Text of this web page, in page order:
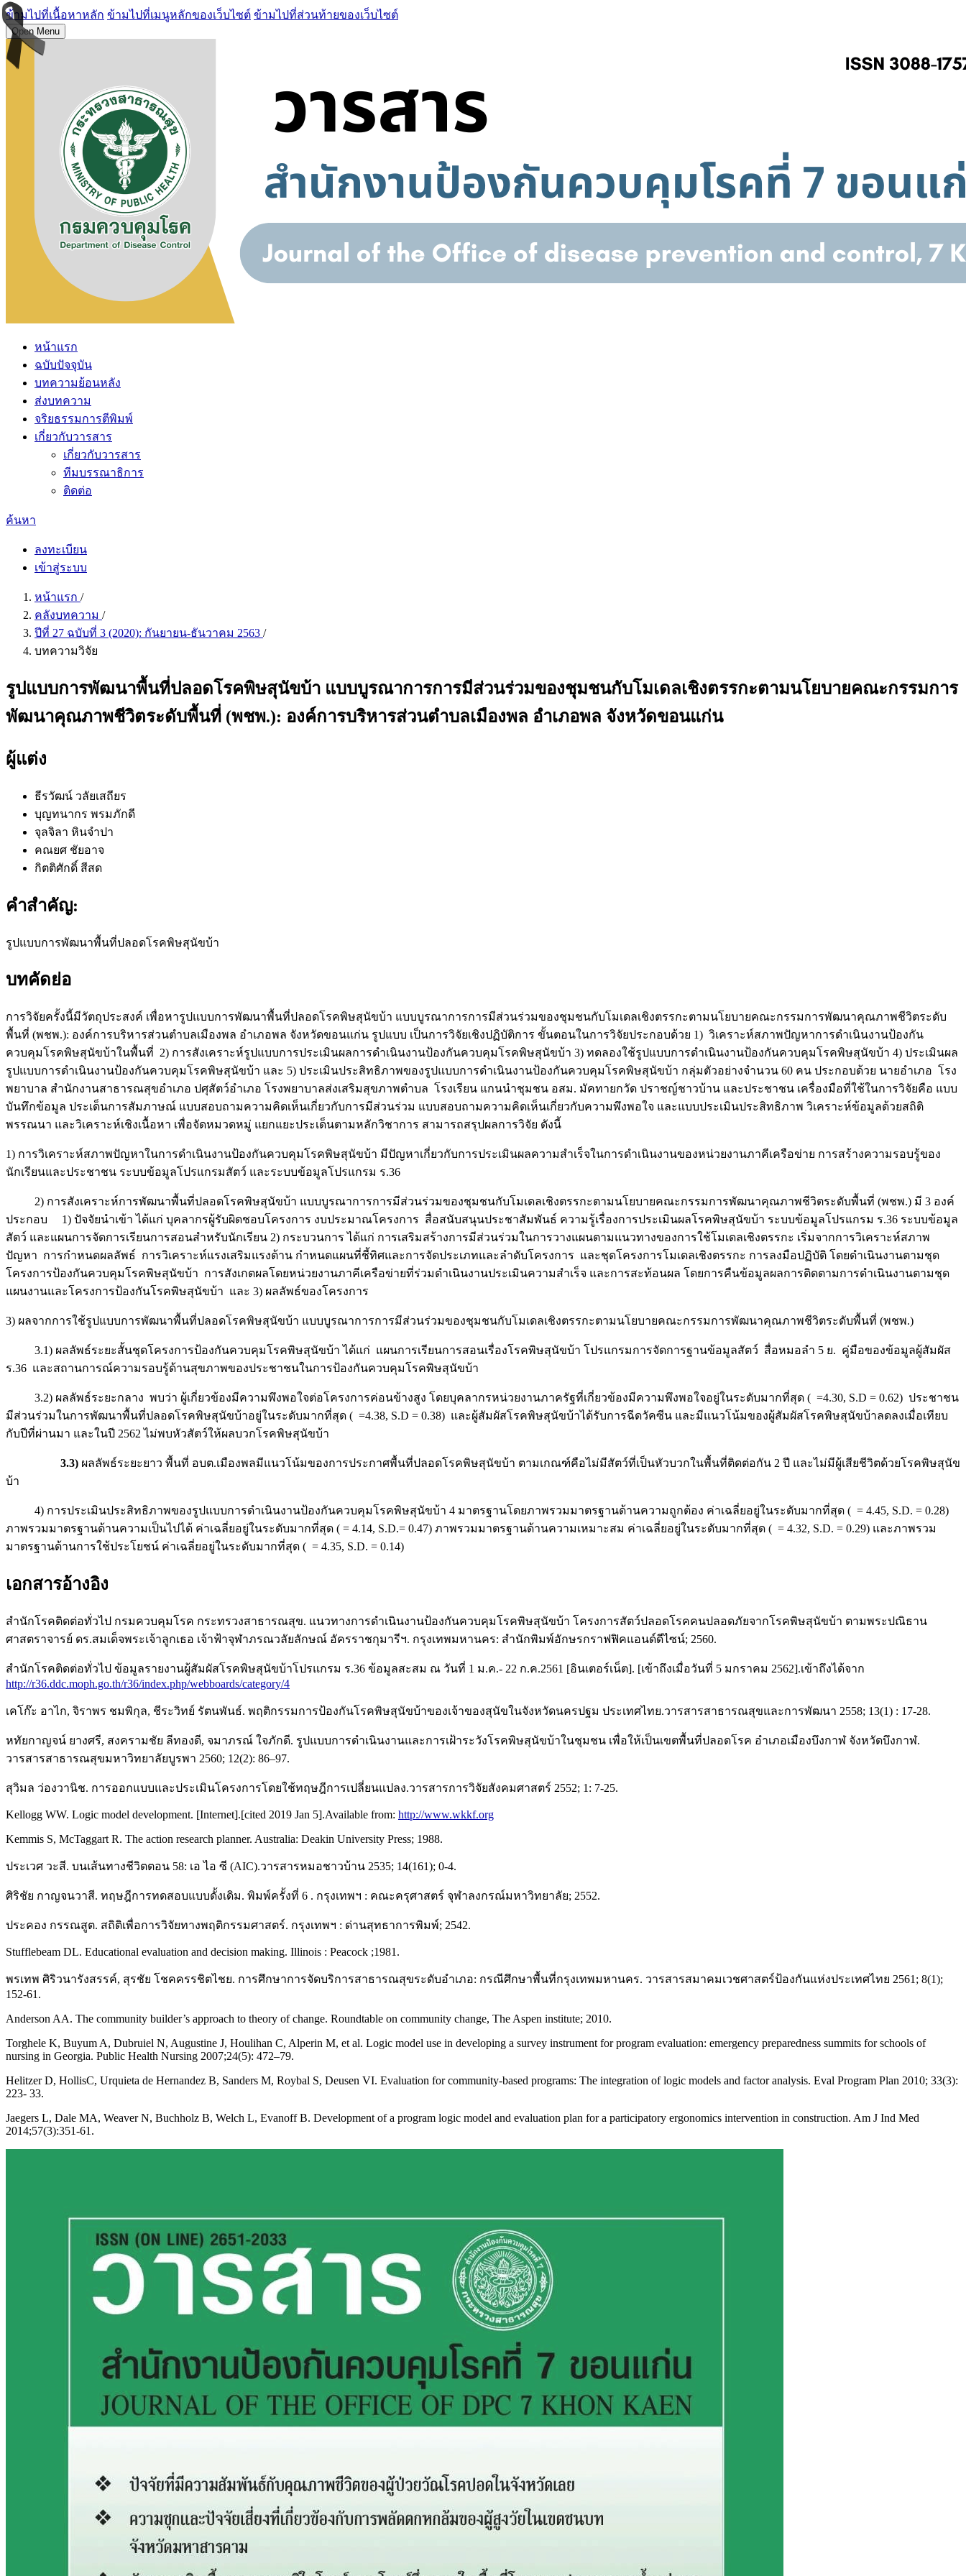
ข้ามไปที่เนื้อหาหลัก ข้ามไปที่เมนูหลักของเว็บไซต์ ข้ามไปที่ส่วนท้ายของเว็บไซต์
Open Menu
หน้าแรก
ฉบับปัจจุบัน
บทความย้อนหลัง
ส่งบทความ
จริยธรรมการตีพิมพ์
เกี่ยวกับวารสาร
เกี่ยวกับวารสาร
ทีมบรรณาธิการ
ติดต่อ
ค้นหา
ลงทะเบียน
เข้าสู่ระบบ
หน้าแรก /
คลังบทความ /
ปีที่ 27 ฉบับที่ 3 (2020): กันยายน-ธันวาคม 2563 /
บทความวิจัย
รูปแบบการพัฒนาพื้นที่ปลอดโรคพิษสุนัขบ้า แบบบูรณาการการมีส่วนร่วมของชุมชนกับโมเดลเชิงตรรกะตามนโยบายคณะกรรมการ
พัฒนาคุณภาพชีวิตระดับพื้นที่ (พชพ.): องค์การบริหารส่วนตำบลเมืองพล อำเภอพล จังหวัดขอนแก่น
ผู้แต่ง
ธีรวัฒน์ วลัยเสถียร
บุญทนากร พรมภักดี
จุลจิลา หินจำปา
คณยศ ชัยอาจ
กิตติศักดิ์ สีสด
คำสำคัญ:
รูปแบบการพัฒนาพื้นที่ปลอดโรคพิษสุนัขบ้า
บทคัดย่อ
การวิจัยครั้งนี้มีวัตถุประสงค์ เพื่อหารูปแบบการพัฒนาพื้นที่ปลอดโรคพิษสุนัขบ้า แบบบูรณาการการมีส่วนร่วมของชุมชนกับโมเดลเชิงตรรกะตามนโยบายคณะกรรมการพัฒนาคุณภาพชีวิตระดับ
พื้นที่ (พชพ.): องค์การบริหารส่วนตำบลเมืองพล อำเภอพล จังหวัดขอนแก่น รูปแบบ เป็นการวิจัยเชิงปฏิบัติการ ขั้นตอนในการวิจัยประกอบด้วย 1) วิเคราะห์สภาพปัญหาการดำเนินงานป้องกัน
ควบคุมโรคพิษสุนัขบ้าในพื้นที่ 2) การสังเคราะห์รูปแบบการประเมินผลการดำเนินงานป้องกันควบคุมโรคพิษสุนัขบ้า 3) ทดลองใช้รูปแบบการดำเนินงานป้องกันควบคุมโรคพิษสุนัขบ้า 4) ประเมินผล
รูปแบบการดำเนินงานป้องกันควบคุมโรคพิษสุนัขบ้า และ 5) ประเมินประสิทธิภาพของรูปแบบการดำเนินงานป้องกันควบคุมโรคพิษสุนัขบ้า กลุ่มตัวอย่างจำนวน 60 คน ประกอบด้วย นายอำเภอ โรง
พยาบาล สำนักงานสาธารณสุขอำเภอ ปศุสัตว์อำเภอ โรงพยาบาลส่งเสริมสุขภาพตำบล โรงเรียน แกนนำชุมชน อสม. มัคทายกวัด ปราชญ์ชาวบ้าน และประชาชน เครื่องมือที่ใช้ในการวิจัยคือ แบบ
บันทึกข้อมูล ประเด็นการสัมภาษณ์ แบบสอบถามความคิดเห็นเกี่ยวกับการมีส่วนร่วม แบบสอบถามความคิดเห็นเกี่ยวกับความพึงพอใจ และแบบประเมินประสิทธิภาพ วิเคราะห์ข้อมูลด้วยสถิติ
พรรณนา และวิเคราะห์เชิงเนื้อหา เพื่อจัดหมวดหมู่ แยกแยะประเด็นตามหลักวิชาการ สามารถสรุปผลการวิจัย ดังนี้
1) การวิเคราะห์สภาพปัญหาในการดำเนินงานป้องกันควบคุมโรคพิษสุนัขบ้า มีปัญหาเกี่ยวกับการประเมินผลความสำเร็จในการดำเนินงานของหน่วยงานภาคีเครือข่าย การสร้างความรอบรู้ของ
นักเรียนและประชาชน ระบบข้อมูลโปรแกรมสัตว์ และระบบข้อมูลโปรแกรม ร.36
2) การสังเคราะห์การพัฒนาพื้นที่ปลอดโรคพิษสุนัขบ้า แบบบูรณาการการมีส่วนร่วมของชุมชนกับโมเดลเชิงตรรกะตามนโยบายคณะกรรมการพัฒนาคุณภาพชีวิตระดับพื้นที่ (พชพ.) มี 3 องค์
ประกอบ 1) ปัจจัยนำเข้า ได้แก่ บุคลากรผู้รับผิดชอบโครงการ งบประมาณโครงการ สื่อสนับสนุนประชาสัมพันธ์ ความรู้เรื่องการประเมินผลโรคพิษสุนัขบ้า ระบบข้อมูลโปรแกรม ร.36 ระบบข้อมูล
สัตว์ และแผนการจัดการเรียนการสอนสำหรับนักเรียน 2) กระบวนการ ได้แก่ การเสริมสร้างการมีส่วนร่วมในการวางแผนตามแนวทางของการใช้โมเดลเชิงตรรกะ เริ่มจากการวิเคราะห์สภาพ
ปัญหา การกำหนดผลลัพธ์ การวิเคราะห์แรงเสริมแรงต้าน กำหนดแผนที่ชี้ทิศและการจัดประเภทและลำดับโครงการ และชุดโครงการโมเดลเชิงตรรกะ การลงมือปฏิบัติ โดยดำเนินงานตามชุด
โครงการป้องกันควบคุมโรคพิษสุนัขบ้า การสังเกตผลโดยหน่วยงานภาคีเครือข่ายที่ร่วมดำเนินงานประเมินความสำเร็จ และการสะท้อนผล โดยการคืนข้อมูลผลการติดตามการดำเนินงานตามชุด
แผนงานและโครงการป้องกันโรคพิษสุนัขบ้า และ 3) ผลลัพธ์ของโครงการ
3) ผลจากการใช้รูปแบบการพัฒนาพื้นที่ปลอดโรคพิษสุนัขบ้า แบบบูรณาการการมีส่วนร่วมของชุมชนกับโมเดลเชิงตรรกะตามนโยบายคณะกรรมการพัฒนาคุณภาพชีวิตระดับพื้นที่ (พชพ.)
3.1) ผลลัพธ์ระยะสั้นชุดโครงการป้องกันควบคุมโรคพิษสุนัขบ้า ได้แก่ แผนการเรียนการสอนเรื่องโรคพิษสุนัขบ้า โปรแกรมการจัดการฐานข้อมูลสัตว์ สื่อหมอลำ 5 ย. คู่มือของข้อมูลผู้สัมผัส
ร.36 และสถานการณ์ความรอบรู้ด้านสุขภาพของประชาชนในการป้องกันควบคุมโรคพิษสุนัขบ้า
3.2) ผลลัพธ์ระยะกลาง พบว่า ผู้เกี่ยวข้องมีความพึงพอใจต่อโครงการค่อนข้างสูง โดยบุคลากรหน่วยงานภาครัฐที่เกี่ยวข้องมีความพึงพอใจอยู่ในระดับมากที่สุด ( =4.30, S.D = 0.62) ประชาชน
มีส่วนร่วมในการพัฒนาพื้นที่ปลอดโรคพิษสุนัขบ้าอยู่ในระดับมากที่สุด ( =4.38, S.D = 0.38) และผู้สัมผัสโรคพิษสุนัขบ้าได้รับการฉีดวัคซีน และมีแนวโน้มของผู้สัมผัสโรคพิษสุนัขบ้าลดลงเมื่อเทียบ
กับปีที่ผ่านมา และในปี 2562 ไม่พบหัวสัตว์ให้ผลบวกโรคพิษสุนัขบ้า
3.3) ผลลัพธ์ระยะยาว พื้นที่ อบต.เมืองพลมีแนวโน้มของการประกาศพื้นที่ปลอดโรคพิษสุนัขบ้า ตามเกณฑ์คือไม่มีสัตว์ที่เป็นหัวบวกในพื้นที่ติดต่อกัน 2 ปี และไม่มีผู้เสียชีวิตด้วยโรคพิษสุนัข
บ้า
4) การประเมินประสิทธิภาพของรูปแบบการดำเนินงานป้องกันควบคุมโรคพิษสุนัขบ้า 4 มาตรฐานโดยภาพรวมมาตรฐานด้านความถูกต้อง ค่าเฉลี่ยอยู่ในระดับมากที่สุด ( = 4.45, S.D. = 0.28)
ภาพรวมมาตรฐานด้านความเป็นไปได้ ค่าเฉลี่ยอยู่ในระดับมากที่สุด ( = 4.14, S.D.= 0.47) ภาพรวมมาตรฐานด้านความเหมาะสม ค่าเฉลี่ยอยู่ในระดับมากที่สุด ( = 4.32, S.D. = 0.29) และภาพรวม
มาตรฐานด้านการใช้ประโยชน์ ค่าเฉลี่ยอยู่ในระดับมากที่สุด ( = 4.35, S.D. = 0.14)
เอกสารอ้างอิง
สำนักโรคติดต่อทั่วไป กรมควบคุมโรค กระทรวงสาธารณสุข. แนวทางการดำเนินงานป้องกันควบคุมโรคพิษสุนัขบ้า โครงการสัตว์ปลอดโรคคนปลอดภัยจากโรคพิษสุนัขบ้า ตามพระปณิธาน
ศาสตราจารย์ ดร.สมเด็จพระเจ้าลูกเธอ เจ้าฟ้าจุฬาภรณวลัยลักษณ์ อัครราชกุมารีฯ. กรุงเทพมหานคร: สำนักพิมพ์อักษรกราฟฟิคแอนด์ดีไซน์; 2560.
สำนักโรคติดต่อทั่วไป ข้อมูลรายงานผู้สัมผัสโรคพิษสุนัขบ้าโปรแกรม ร.36 ข้อมูลสะสม ณ วันที่ 1 ม.ค.- 22 ก.ค.2561 [อินเตอร์เน็ต]. [เข้าถึงเมื่อวันที่ 5 มกราคม 2562].เข้าถึงได้จาก
http://r36.ddc.moph.go.th/r36/index.php/webboards/category/4
เคโก๊ะ อาไก, จิราพร ชมพิกุล, ชีระวิทย์ รัตนพันธ์. พฤติกรรมการป้องกันโรคพิษสุนัขบ้าของเจ้าของสุนัขในจังหวัดนครปฐม ประเทศไทย.วารสารสาธารณสุขและการพัฒนา 2558; 13(1) : 17-28.
หทัยกาญจน์ ยางศรี, สงครามชัย ลีทองดี, จมาภรณ์ ใจภักดี. รูปแบบการดำเนินงานและการเฝ้าระวังโรคพิษสุนัขบ้าในชุมชน เพื่อให้เป็นเขตพื้นที่ปลอดโรค อำเภอเมืองบึงกาฬ จังหวัดบึงกาฬ.
วารสารสาธารณสุขมหาวิทยาลัยบูรพา 2560; 12(2): 86–97.
สุวิมล ว่องวานิช. การออกแบบและประเมินโครงการโดยใช้ทฤษฎีการเปลี่ยนแปลง.วารสารการวิจัยสังคมศาสตร์ 2552; 1: 7-25.
Kellogg WW. Logic model development. [Internet].[cited 2019 Jan 5].Available from: http://www.wkkf.org
Kemmis S, McTaggart R. The action research planner. Australia: Deakin University Press; 1988.
ประเวศ วะสี. บนเส้นทางชีวิตตอน 58: เอ ไอ ซี (AIC).วารสารหมอชาวบ้าน 2535; 14(161); 0-4.
ศิริชัย กาญจนวาสี. ทฤษฎีการทดสอบแบบดั้งเดิม. พิมพ์ครั้งที่ 6 . กรุงเทพฯ : คณะครุศาสตร์ จุฬาลงกรณ์มหาวิทยาลัย; 2552.
ประคอง กรรณสูต. สถิติเพื่อการวิจัยทางพฤติกรรมศาสตร์. กรุงเทพฯ : ด่านสุทธาการพิมพ์; 2542.
Stufflebeam DL. Educational evaluation and decision making. Illinois : Peacock ;1981.
พรเทพ ศิริวนารังสรรค์, สุรชัย โชคครรชิตไชย. การศึกษาการจัดบริการสาธารณสุขระดับอำเภอ: กรณีศึกษาพื้นที่กรุงเทพมหานคร. วารสารสมาคมเวชศาสตร์ป้องกันแห่งประเทศไทย 2561; 8(1);
152-61.
Anderson AA. The community builder’s approach to theory of change. Roundtable on community change, The Aspen institute; 2010.
Torghele K, Buyum A, Dubruiel N, Augustine J, Houlihan C, Alperin M, et al. Logic model use in developing a survey instrument for program evaluation: emergency preparedness summits for schools of
nursing in Georgia. Public Health Nursing 2007;24(5): 472–79.
Helitzer D, HollisC, Urquieta de Hernandez B, Sanders M, Roybal S, Deusen VI. Evaluation for community-based programs: The integration of logic models and factor analysis. Eval Program Plan 2010; 33(3):
223- 33.
Jaegers L, Dale MA, Weaver N, Buchholz B, Welch L, Evanoff B. Development of a program logic model and evaluation plan for a participatory ergonomics intervention in construction. Am J Ind Med
2014;57(3):351-61.